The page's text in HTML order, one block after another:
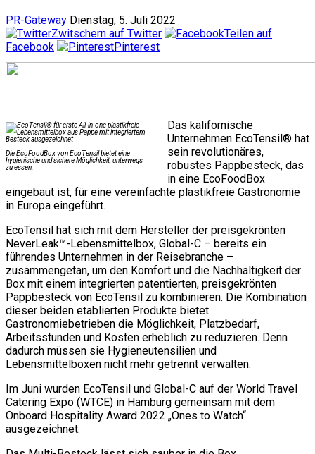
PR-Gateway Dienstag, 5. Juli 2022
Zwitschern auf Twitter
Teilen auf
Facebook
Pinterest
Die EcoFoodBox von EcoTensil bietet eine
hygienische und sichere Möglichkeit, unterwegs
zu essen.
Das kalifornische
Unternehmen EcoTensil® hat
sein revolutionäres,
robustes Pappbesteck, das
in eine EcoFoodBox
eingebaut ist, für eine vereinfachte plastikfreie Gastronomie
in Europa eingeführt.
EcoTensil hat sich mit dem Hersteller der preisgekrönten
NeverLeak™-Lebensmittelbox, Global-C – bereits ein
führendes Unternehmen in der Reisebranche –
zusammengetan, um den Komfort und die Nachhaltigkeit der
Box mit einem integrierten patentierten, preisgekrönten
Pappbesteck von EcoTensil zu kombinieren. Die Kombination
dieser beiden etablierten Produkte bietet
Gastronomiebetrieben die Möglichkeit, Platzbedarf,
Arbeitsstunden und Kosten erheblich zu reduzieren. Denn
dadurch müssen sie Hygieneutensilien und
Lebensmittelboxen nicht mehr getrennt verwalten.
Im Juni wurden EcoTensil und Global-C auf der World Travel
Catering Expo (WTCE) in Hamburg gemeinsam mit dem
Onboard Hospitality Award 2022 „Ones to Watch“
ausgezeichnet.